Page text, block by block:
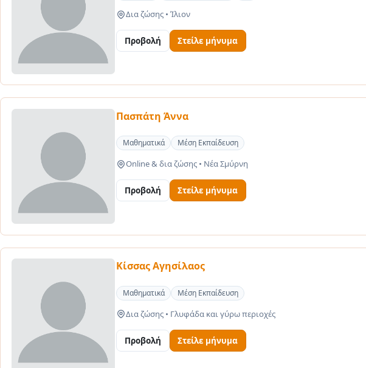
Δια ζώσης • Ίλιον
Προβολή Στείλε μήνυμα
Πασπάτη Άννα
Μαθηματικά
Μέση Εκπαίδευση
Online & δια ζώσης • Νέα Σμύρνη
Προβολή Στείλε μήνυμα
Κίσσας Αγησίλαος
Μαθηματικά
Μέση Εκπαίδευση
Δια ζώσης • Γλυφάδα και γύρω περιοχές
Προβολή Στείλε μήνυμα